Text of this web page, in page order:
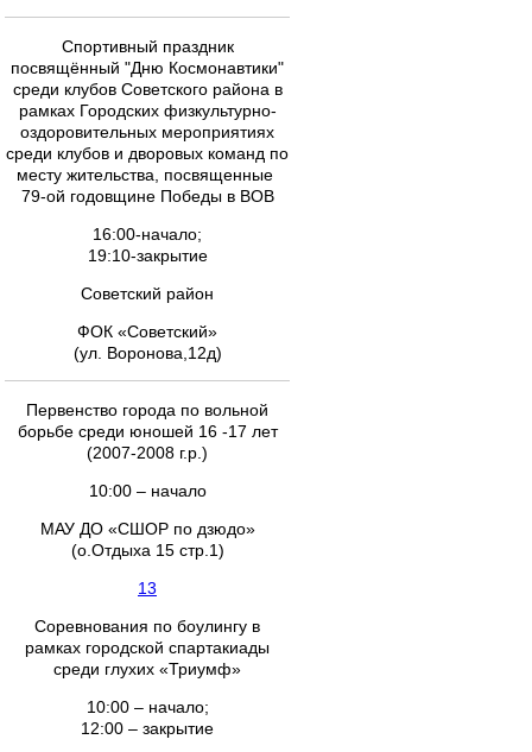
Спортивный праздник
посвящённый "Дню Космонавтики"
среди клубов Советского района в
рамках Городских физкультурно-
оздоровительных мероприятиях
среди клубов и дворовых команд по
месту жительства, посвященные
79-ой годовщине Победы в ВОВ
16:00-начало;
19:10-закрытие
Советский район
ФОК «Советский»
(ул. Воронова,12д)
Первенство города по вольной
борьбе среди юношей 16 -17 лет
(2007-2008 г.р.)
10:00 – начало
МАУ ДО «СШОР по дзюдо»
(о.Отдыха 15 стр.1)
13
Соревнования по боулингу в
рамках городской спартакиады
среди глухих «Триумф»
10:00 – начало;
12:00 – закрытие